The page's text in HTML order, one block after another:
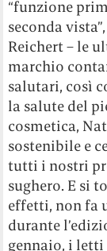
“funzione
seconda
Reichert – le
marchio
salutari, così
la salute del
cosmetica,
sostenibile e
tutti i nostri
sughero. E si
effetti, non fa
durante
gennaio, i letti